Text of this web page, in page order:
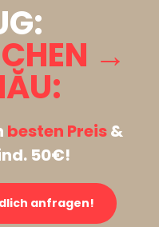
→
besten Preis&
50€!
anfragen!